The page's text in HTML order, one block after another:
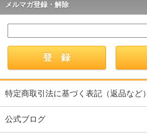
メルマガ登録・解除
特定商取引法に基づく表記（返品など）
公式ブログ